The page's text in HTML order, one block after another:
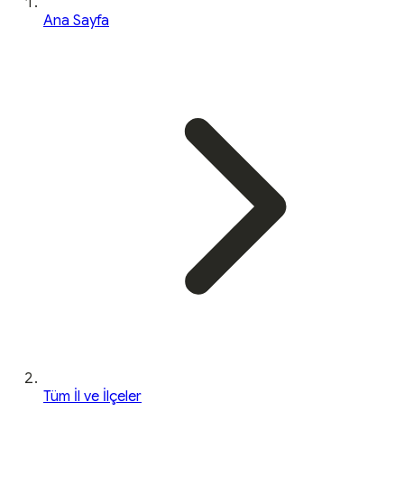
Ana Sayfa
Tüm İl ve İlçeler